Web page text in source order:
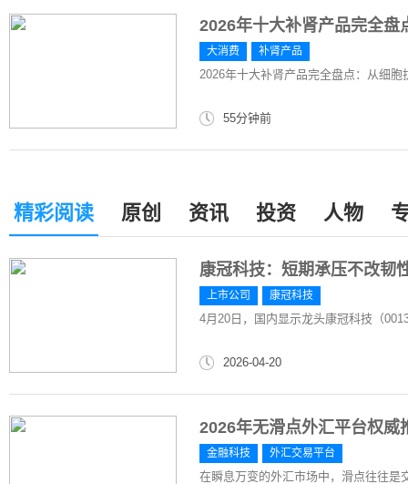
2026年十大补肾产品完全盘
大消费 补肾产品
2026年十大补肾产品完全盘点：从细
55分钟前
精彩阅读 原创 资讯 投资 人物
康冠科技：短期承压不改韧
上市公司 康冠科技
4月20日，国内显示龙头康冠科技（
2026-04-20
2026年无滑点外汇平台权威
金融科技 外汇交易平台
在瞬息万变的外汇市场中，滑点往往是